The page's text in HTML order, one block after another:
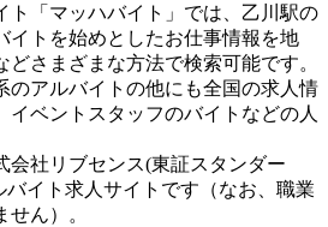
ト「マッハバイト」では、乙川駅の
イトを始めとしたお仕事情報を地
さまざまな方法で検索可能です。
のアルバイトの他にも全国の求人情
イベントスタッフのバイトなどの人
会社リブセンス(東証スタンダー
バイト求人サイトです（なお、職業
ん）。